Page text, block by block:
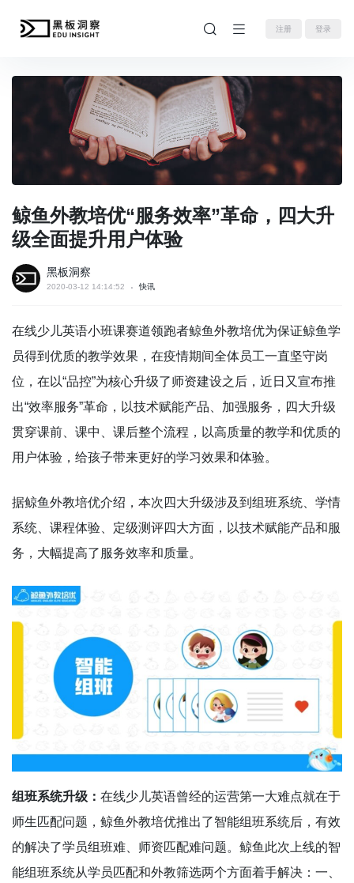
注册 登录
鲸鱼外教培优“服务效率”革命，四大升
级全面提升用户体验
黑板洞察
2020-03-12 14:14:52 快讯
在线少儿英语小班课赛道领跑者鲸鱼外教培优为保证鲸鱼学
员得到优质的教学效果，在疫情期间全体员工一直坚守岗
位，在以“品控”为核心升级了师资建设之后，近日又宣布推
出“效率服务”革命，以技术赋能产品、加强服务，四大升级
贯穿课前、课中、课后整个流程，以高质量的教学和优质的
用户体验，给孩子带来更好的学习效果和体验。
据鲸鱼外教培优介绍，本次四大升级涉及到组班系统、学情
系统、课程体验、定级测评四大方面，以技术赋能产品和服
务，大幅提高了服务效率和质量。
组班系统升级： 在线少儿英语曾经的运营第一大难点就在于
师生匹配问题，鲸鱼外教培优推出了智能组班系统后，有效
的解决了学员组班难、师资匹配难问题。鲸鱼此次上线的智
能组班系统从学员匹配和外教筛选两个方面着手解决：一、